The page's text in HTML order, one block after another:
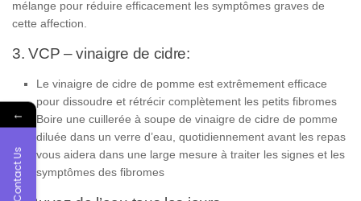
mélange pour réduire efficacement les symptômes graves de
cette affection.
3. VCP – vinaigre de cidre:
Le vinaigre de cidre de pomme est extrêmement efficace
pour dissoudre et rétrécir complètement les petits fibromes
Boire une cuillerée à soupe de vinaigre de cidre de pomme
diluée dans un verre d’eau, quotidiennement avant les repas
vous aidera dans une large mesure à traiter les signes et les
symptômes des fibromes
←
Contact Us